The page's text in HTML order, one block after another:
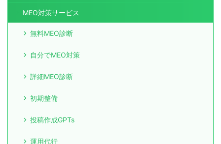
MEO対策サービス
無料MEO診断
自分でMEO対策
詳細MEO診断
初期整備
投稿作成GPTs
運用代行